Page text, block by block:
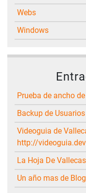
Webs
Windows
Prueba de ancho
Backup de
Videoguia de Vallecas –
http://
La Hoja De
Un año mas de